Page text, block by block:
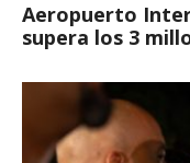
Aeropuerto
supera los 3